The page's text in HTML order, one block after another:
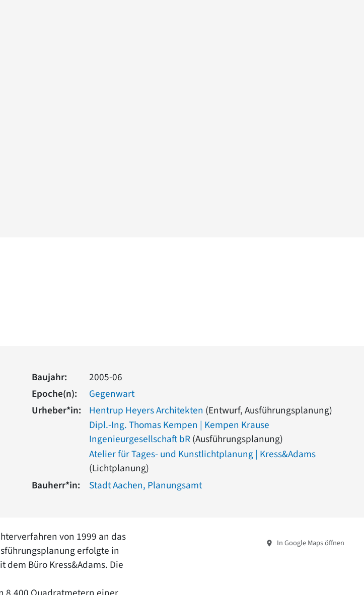
Baujahr:
2005-06
Epoche(n):
Gegenwart
Urheber*in:
Hentrup Heyers Architekten (Entwurf, Ausführungsplanung)
Dipl.-Ing. Thomas Kempen | Kempen Krause
Ingenieurgesellschaft bR(Ausführungsplanung)
Atelier für Tages- und Kunstlichtplanung | Kress&Adams
(Lichtplanung)
Bauherr*in:
Stadt Aachen, Planungsamt
von 1999 an das
erfolgte in
Büro Kress&Adams. Die
In Google Maps öffnen